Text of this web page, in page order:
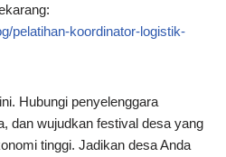
pelatihan-koordinator-logistik-
Hubungi penyelenggara
dan wujudkan festival desa yang
tinggi. Jadikan desa Anda